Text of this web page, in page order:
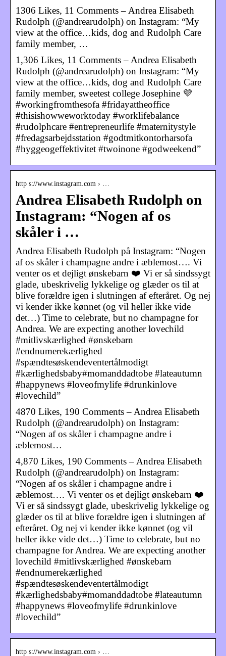
1306 Likes, 11 Comments – Andrea Elisabeth
Rudolph (@andrearudolph) on Instagram: “My
view at the office…kids, dog and Rudolph Care
family member, …
1,306 Likes, 11 Comments – Andrea Elisabeth
Rudolph (@andrearudolph) on Instagram: “My
view at the office…kids, dog and Rudolph Care
family member, sweetest college Josephine 💜
#workingfromthesofa #fridayattheoffice
#thisishowweworktoday #worklifebalance
#rudolphcare #entrepreneurlife #maternitystyle
#fredagsarbejdsstation #godtmitkontorharsofa
#hyggeogeffektivitet #twoinone #godweekend”
http s://www.instagram.com › …
Andrea Elisabeth Rudolph on
Instagram: “Nogen af os
skåler i …
Andrea Elisabeth Rudolph på Instagram: “Nogen
af os skåler i champagne andre i æblemost…. Vi
venter os et dejligt ønskebarn ❤️ Vi er så sindssygt
glade, ubeskrivelig lykkelige og glæder os til at
blive forældre igen i slutningen af efteråret. Og nej
vi kender ikke kønnet (og vil heller ikke vide
det…) Time to celebrate, but no champagne for
Andrea. We are expecting another lovechild
#mitlivskærlighed #ønskebarn
#endnumerekærlighed
#spændtesøskendeventertålmodigt
#kærlighedsbaby#momanddadtobe #lateautumn
#happynews #loveofmylife #drunkinlove
#lovechild”
4870 Likes, 190 Comments – Andrea Elisabeth
Rudolph (@andrearudolph) on Instagram:
“Nogen af os skåler i champagne andre i
æblemost…
4,870 Likes, 190 Comments – Andrea Elisabeth
Rudolph (@andrearudolph) on Instagram:
“Nogen af os skåler i champagne andre i
æblemost…. Vi venter os et dejligt ønskebarn ❤️
Vi er så sindssygt glade, ubeskrivelig lykkelige og
glæder os til at blive forældre igen i slutningen af
efteråret. Og nej vi kender ikke kønnet (og vil
heller ikke vide det…) Time to celebrate, but no
champagne for Andrea. We are expecting another
lovechild #mitlivskærlighed #ønskebarn
#endnumerekærlighed
#spændtesøskendeventertålmodigt
#kærlighedsbaby#momanddadtobe #lateautumn
#happynews #loveofmylife #drunkinlove
#lovechild”
http s://www.instagram.com › …